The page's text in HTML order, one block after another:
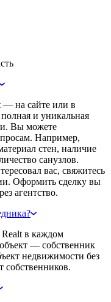
— на сайте или в
и уникальная
Вы можете
Например,
стен, наличие
санузлов.
вас, свяжитесь
Оформить сделку вы
агентство.
в каждом
— собственник
недвижимости без
собственников.